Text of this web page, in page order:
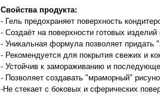
Свойства продукта:
- Гель предохраняет поверхность
- Создаёт на поверхности готовых
- Уникальная формула позволяет придать
- Рекомендуется для покрытия свежих и
- Устойчив к замораживанию и
- Позволяет создавать "мраморный"
-Не стекает с боковых и сферических